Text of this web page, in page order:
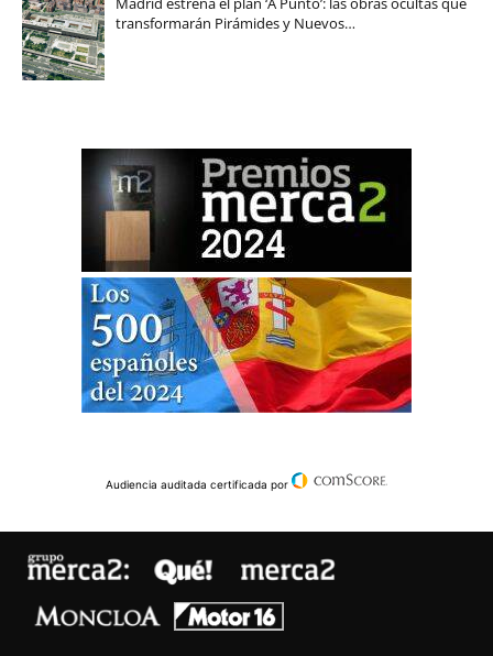
transformarán Pirámides y Nuevos…
Audiencia auditada certificada por